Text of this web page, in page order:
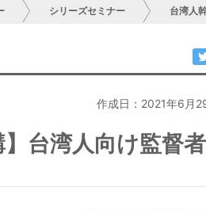
シリーズセミナー 台湾人
作成日：2021年6月
台湾人向け監督